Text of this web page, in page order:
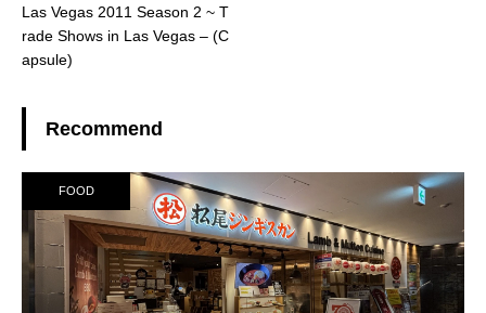
Las Vegas 2011 Season 2 ~ T
rade Shows in Las Vegas – (C
apsule)
Recommend
FOOD